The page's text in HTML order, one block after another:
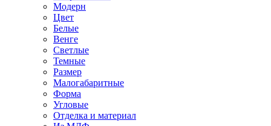
Модерн
Цвет
Белые
Венге
Светлые
Темные
Размер
Малогабаритные
Форма
Угловые
Отделка и материал